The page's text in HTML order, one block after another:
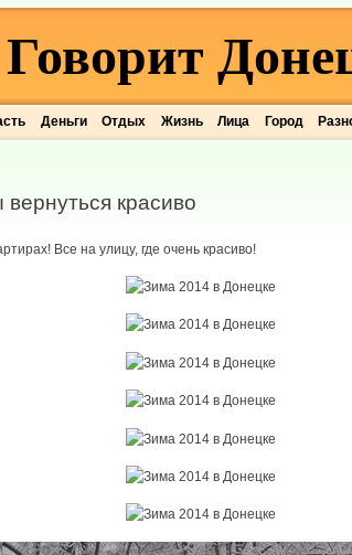
Деньги Отдых Жизнь Лица Город
Говорит
красиво
Все на улицу, где очень красиво!